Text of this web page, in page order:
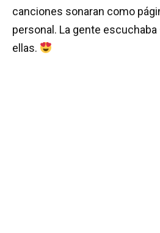
canciones sonaran como
personal. La gente
ellas.